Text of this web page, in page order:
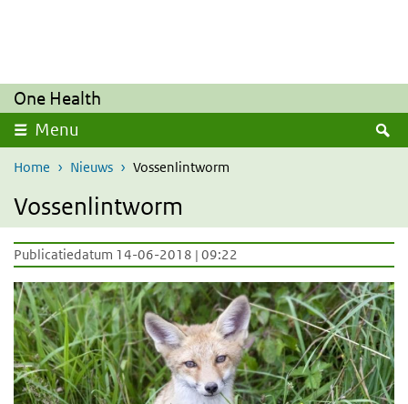
One Health
Menu
Home Nieuws Vossenlintworm
Vossenlintworm
Publicatiedatum 14-06-2018 | 09:22